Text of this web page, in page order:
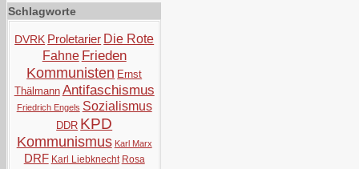
Schlagworte
DVRK Proletarier Die Rote
Fahne Frieden
Kommunisten Ernst
Thälmann Antifaschismus
Friedrich Engels Sozialismus
DDR KPD
Kommunismus Karl Marx
DRF Karl Liebknecht Rosa